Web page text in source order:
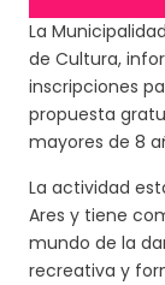
La
de Cultura,
inscripciones
propuesta
mayores de 8
La actividad
Ares y tiene
mundo de la
recreativa y